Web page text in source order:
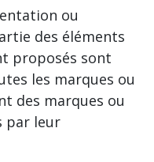
ou
des éléments
proposés sont
les marques ou
des marques ou
par leur